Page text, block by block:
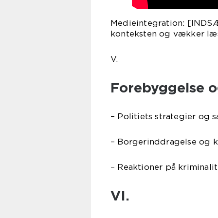
Medieintegration:
konteksten og vækker
V.
Forebyggelse
– Politiets strategier og
– Borgerinddragelse og
– Reaktioner på
VI.